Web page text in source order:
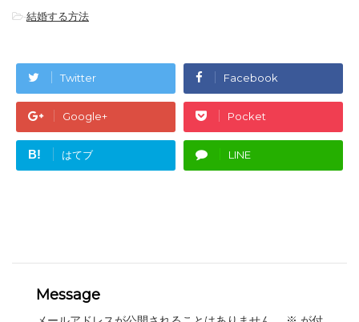
-結婚する方法
Twitter Facebook
Google+ Pocket
B! はてブ LINE
Message